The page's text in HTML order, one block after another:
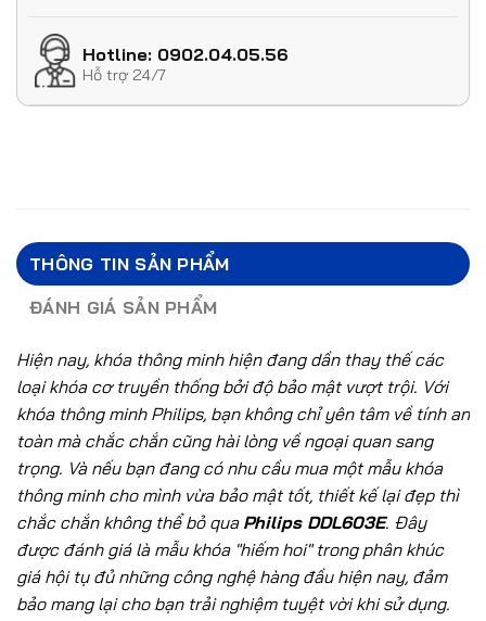
Hotline: 0902.04.05.56
Hỗ trợ 24/7
THÔNG TIN SẢN PHẨM
ĐÁNH GIÁ SẢN PHẨM
Hiện nay, khóa thông minh hiện đang dần thay thế các
loại khóa cơ truyền thống bởi độ bảo mật vượt trội. Với
khóa thông minh Philips, bạn không chỉ yên tâm về tính an
toàn mà chắc chắn cũng hài lòng về ngoại quan sang
trọng. Và nếu bạn đang có nhu cầu mua một mẫu khóa
thông minh cho mình vừa bảo mật tốt, thiết kế lại đẹp thì
chắc chắn không thể bỏ qua Philips DDL603E. Đây
được đánh giá là mẫu khóa "hiếm hoi" trong phân khúc
giá hội tụ đủ những công nghệ hàng đầu hiện nay, đảm
bảo mang lại cho bạn trải nghiệm tuyệt vời khi sử dụng.